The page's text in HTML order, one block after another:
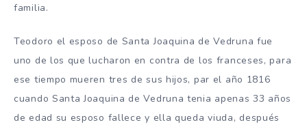
familia.
Teodoro el esposo de Santa Joaquina de Vedruna fue
uno de los que lucharon en contra de los franceses, para
ese tiempo mueren tres de sus hijos, par el año 1816
cuando Santa Joaquina de Vedruna tenia apenas 33 años
de edad su esposo fallece y ella queda viuda, después